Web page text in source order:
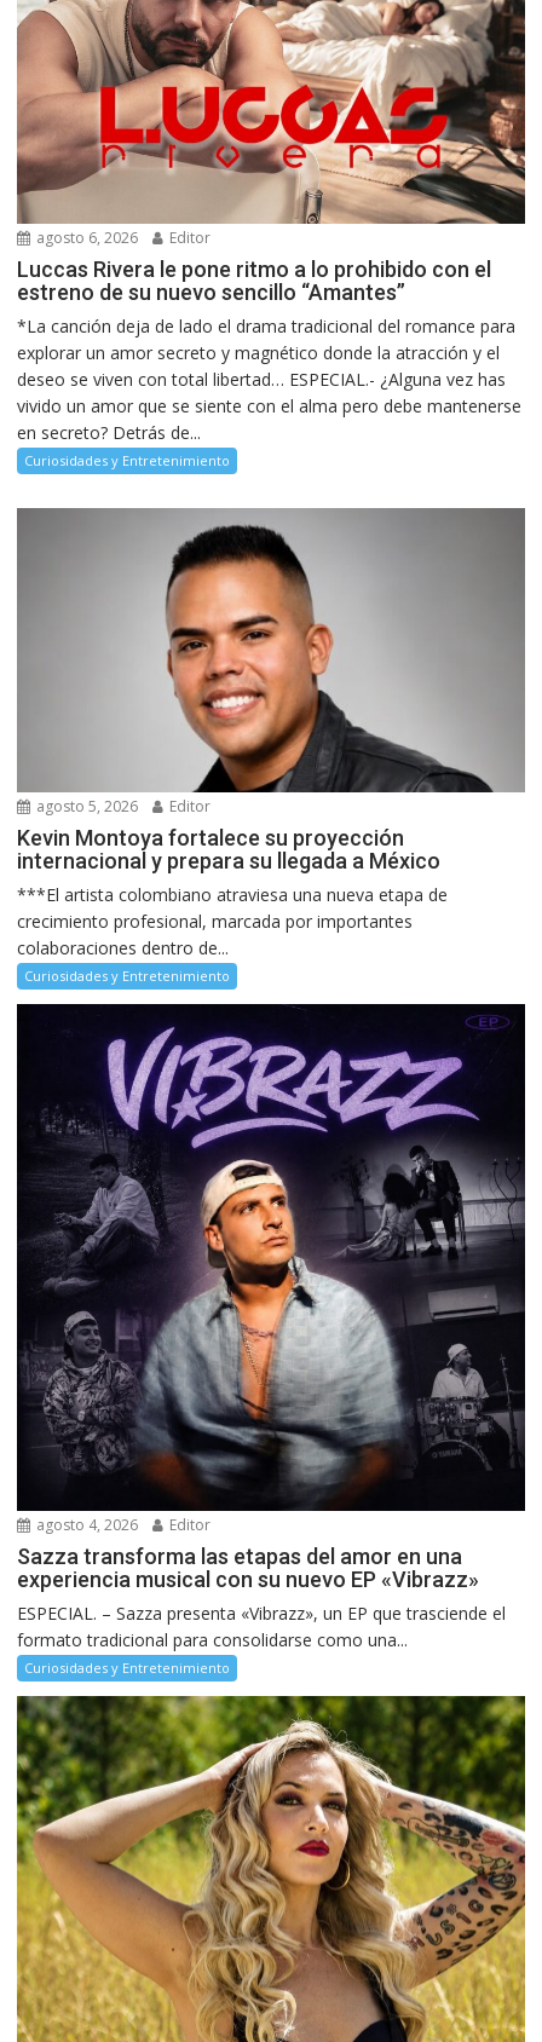
agosto 6, 2026 Editor
Luccas Rivera le pone ritmo a lo prohibido con el
estreno de su nuevo sencillo “Amantes”
*La canción deja de lado el drama tradicional del romance para
explorar un amor secreto y magnético donde la atracción y el
deseo se viven con total libertad… ESPECIAL.- ¿Alguna vez has
vivido un amor que se siente con el alma pero debe mantenerse
en secreto? Detrás de...
Curiosidades y Entretenimiento
agosto 5, 2026 Editor
Kevin Montoya fortalece su proyección
internacional y prepara su llegada a México
***El artista colombiano atraviesa una nueva etapa de
crecimiento profesional, marcada por importantes
colaboraciones dentro de...
Curiosidades y Entretenimiento
agosto 4, 2026 Editor
Sazza transforma las etapas del amor en una
experiencia musical con su nuevo EP «Vibrazz»
ESPECIAL. – Sazza presenta «Vibrazz», un EP que trasciende el
formato tradicional para consolidarse como una...
Curiosidades y Entretenimiento